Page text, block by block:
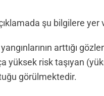
şu bilgilere yer
arttığı
yüksek risk taşıyan
görülmektedir.